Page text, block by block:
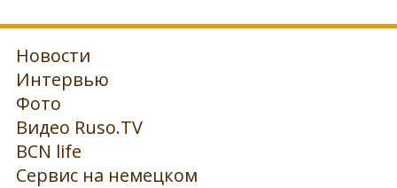
Новости
Интервью
Фото
Видео Ruso.TV
BCN life
Сервис на немецком